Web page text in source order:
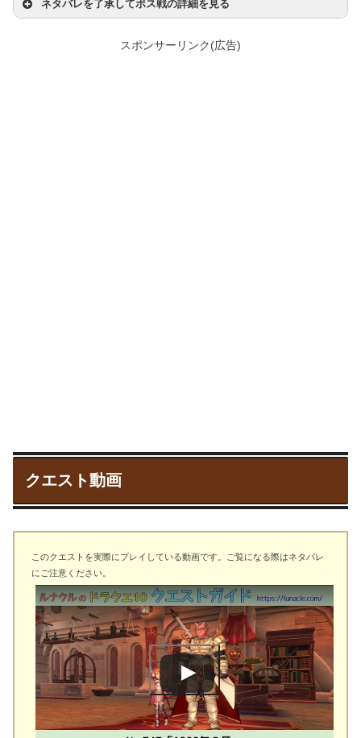
ネタバレを了承してボス戦の詳細を見る
スポンサーリンク(広告)
クエスト動画
このクエストを実際にプレイしている動画です。ご覧になる際はネタバレ
にご注意ください。